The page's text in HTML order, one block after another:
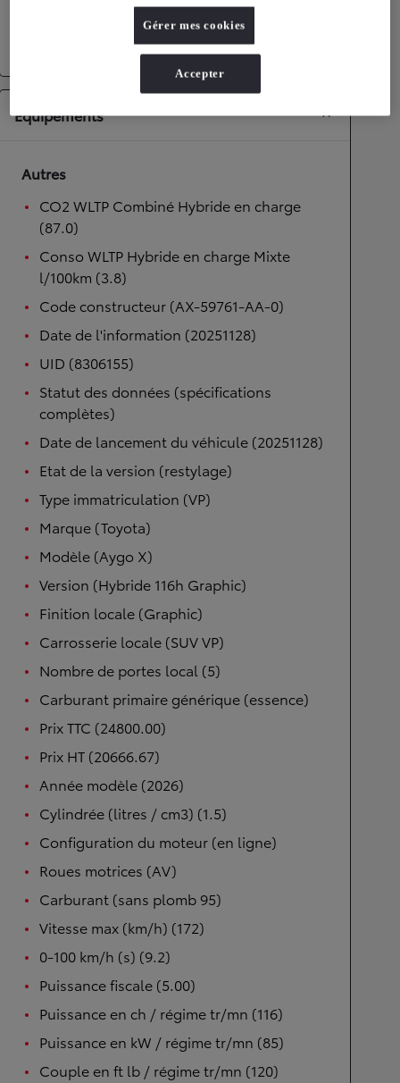
Boîte automatique
Équipements
Autres
CO2 WLTP Combiné Hybride en charge
(87.0)
Conso WLTP Hybride en charge Mixte
l/100km (3.8)
Code constructeur (AX-59761-AA-0)
Date de l'information (20251128)
UID (8306155)
Statut des données (spécifications
complètes)
Date de lancement du véhicule (20251128)
Etat de la version (restylage)
Type immatriculation (VP)
Marque (Toyota)
Modèle (Aygo X)
Version (Hybride 116h Graphic)
Finition locale (Graphic)
Carrosserie locale (SUV VP)
Nombre de portes local (5)
Carburant primaire générique (essence)
Prix TTC (24800.00)
Prix HT (20666.67)
Année modèle (2026)
Cylindrée (litres / cm3) (1.5)
Configuration du moteur (en ligne)
Roues motrices (AV)
Carburant (sans plomb 95)
Vitesse max (km/h) (172)
0-100 km/h (s) (9.2)
Puissance fiscale (5.00)
Puissance en ch / régime tr/mn (116)
Puissance en kW / régime tr/mn (85)
Couple en ft lb / régime tr/mn (120)
Gérer mes cookies
Accepter